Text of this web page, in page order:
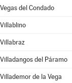
Vegas del Condado
Villablino
Villabraz
Villadangos del Páramo
Villademor de la Vega